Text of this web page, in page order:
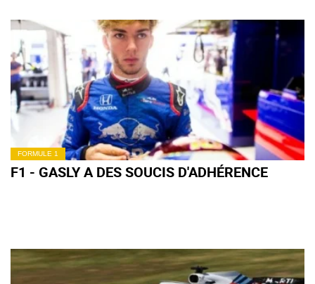
FORMULE 1
F1 - GASLY A DES SOUCIS D'ADHÉRENCE